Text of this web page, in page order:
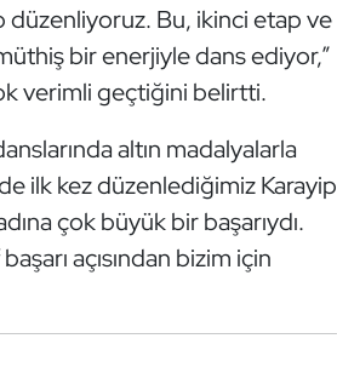
düzenliyoruz. Bu, ikinci etap ve
bir enerjiyle dans ediyor,”
verimli geçtiğini belirtti.
altın madalyalarla
ilk kez düzenlediğimiz Karayip
çok büyük bir başarıydı.
açısından bizim için